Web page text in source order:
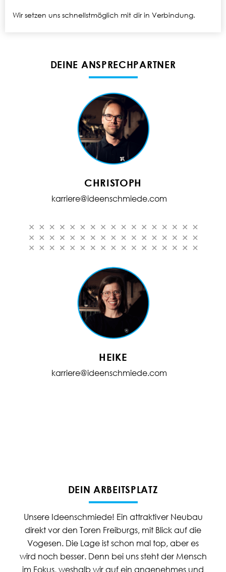
Wir setzen uns schnellstmöglich mit dir in Verbindung.
DEINE ANSPRECHPARTNER
CHRISTOPH
karriere@ideenschmiede.com
HEIKE
karriere@ideenschmiede.com
DEIN ARBEITSPLATZ
Unsere Ideenschmiede! Ein attraktiver Neubau
direkt vor den Toren Freiburgs, mit Blick auf die
Vogesen. Die Lage ist schon mal top, aber es
wird noch besser. Denn bei uns steht der Mensch
im Fokus, weshalb wir auf ein angenehmes und